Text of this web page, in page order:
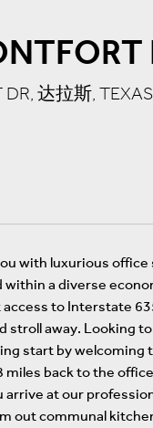
达拉斯,
with luxurious
a diverse
to Interstate
stroll away. Looking
start by
back to the
at our
out communal